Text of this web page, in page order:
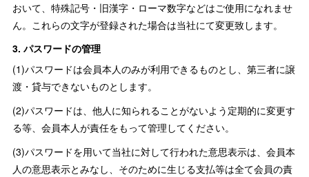
おいて、特殊記号・旧漢字・ローマ数字などはご使用になれませ
ん。これらの文字が登録された場合は当社にて変更致します。
3. パスワードの管理
(1)パスワードは会員本人のみが利用できるものとし、第三者に譲
渡・貸与できないものとします。
(2)パスワードは、他人に知られることがないよう定期的に変更す
る等、会員本人が責任をもって管理してください。
(3)パスワードを用いて当社に対して行われた意思表示は、会員本
人の意思表示とみなし、そのために生じる支払等は全て会員の責